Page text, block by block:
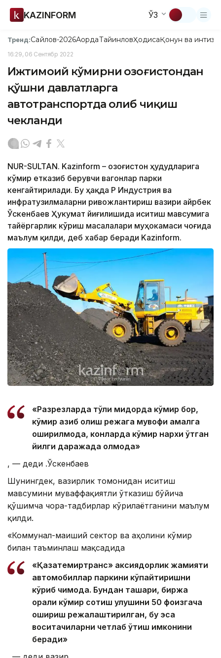
KAZINFORM ЎЗ
Тренд:Сайлов-2026АқордаТайинловҲодисаҚонун ва
16:29, 06 Сентябр 2022
Ижтимоий кўмирни Қозоғистондан
қўшни давлатларга
автотранспортда олиб чиқиш
чекланди
NUR-SULTAN. Kazinform – Қозоғистон ҳудудларига
кўмир етказиб берувчи вагонлар парки
кенгайтирилади. Бу ҳақда ҚР Индустрия ва
инфратузилмаларни ривожлантириш вазири Қайрбек
Ўскенбаев Ҳукумат йиғилишида иситиш мавсумига
тайёргарлик кўриш масалалари муҳокамаси чоғида
маълум қилди, деб хабар беради Kazinform.
«Разрезларда тўлиқ миқдорда кўмир бор,
кўмир қазиб олиш режага мувофиқ амалга
оширилмоқда, конларда кўмир нархи ўтган
йилги даражада қолмоқда»
, — деди Қ.Ўскенбаев
Шунингдек, вазирлик томонидан иситиш
мавсумини муваффақиятли ўтказиш бўйича
қўшимча чора-тадбирлар кўрилаётганини маълум
қилди.
«Коммунал-маиший сектор ва аҳолини кўмир
билан таъминлаш мақсадида
«Қазақтемиртранс» аксиядорлик жамияти
автомобиллар паркини кўпайтиришни
кўриб чиқмоқда. Бундан ташқари, биржа
орқали кўмир сотиш улушини 50 фоизгача
ошириш режалаштирилган, бу эса
воситачиларни четлаб ўтиш имконини
беради»